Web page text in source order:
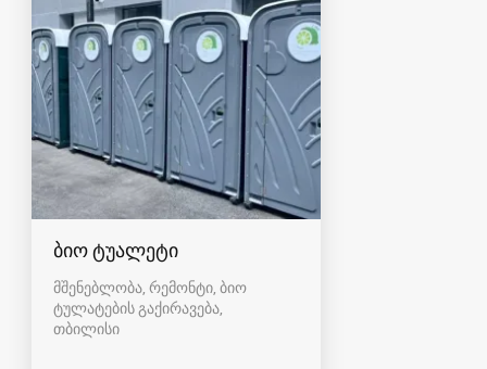
ბიო ტუალეტი
მშენებლობა, რემონტი, ბიო
ტულატების გაქირავება
თბილისი